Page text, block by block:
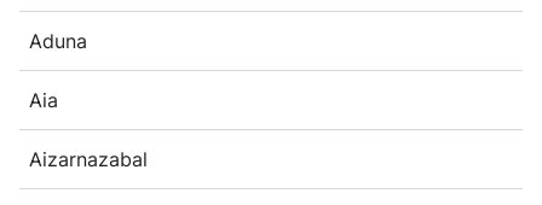
Aduna
Aia
Aizarnazabal